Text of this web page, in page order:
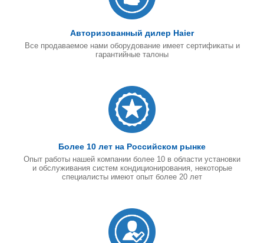
Авторизованный дилер Haier
Все продаваемое нами оборудование имеет сертификаты и
гарантийные талоны
Более 10 лет на Российском рынке
Опыт работы нашей компании более 10 в области установки
и обслуживания систем кондиционирования, некоторые
специалисты имеют опыт более 20 лет